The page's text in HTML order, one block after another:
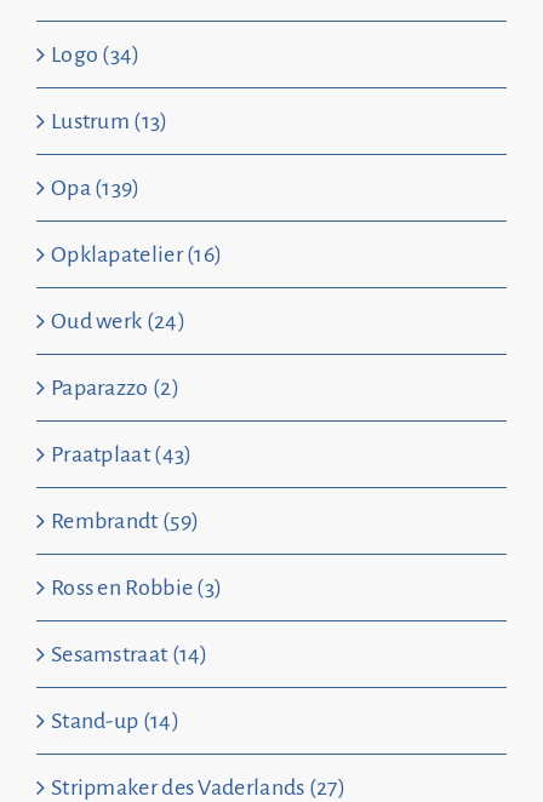
Logo (34)
Lustrum (13)
Opa (139)
Opklapatelier (16)
Oud werk (24)
Paparazzo (2)
Praatplaat (43)
Rembrandt (59)
Ross en Robbie (3)
Sesamstraat (14)
Stand-up (14)
Stripmaker des Vaderlands (27)